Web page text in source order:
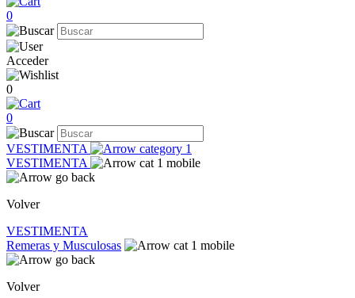
0
Acceder
0
0
VESTIMENTA
VESTIMENTA
Volver
VESTIMENTA
Remeras y Musculosas
Volver